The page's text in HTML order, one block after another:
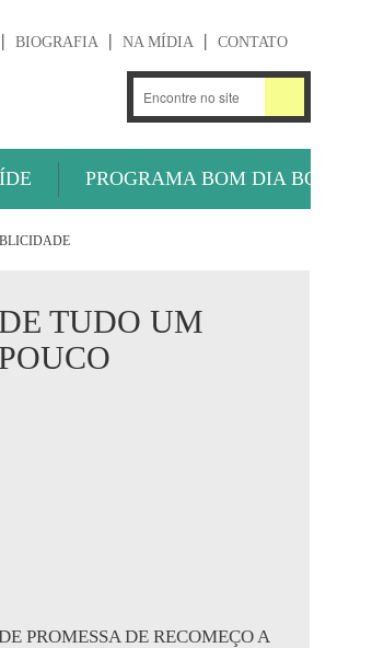
BIOGRAFIA NA MÍDIA CONTATO
PROGRAMA BOM DIA BOLA
DE TUDO UM
POUCO
PROMESSA DE RECOMEÇO A